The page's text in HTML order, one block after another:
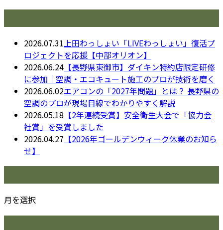
2026.07.31 上田わっしょい「LIVEわっしょい」復活プ
ロジェクトを応援【中部オリオン】
2026.06.24 【長野県東御市】ダイキン特約店限定研修
に参加｜空調・エコキュート施工のプロが技術を磨く
2026.06.02エアコンの「2027年問題」とは？ 長野県の
空調のプロが現場目線でわかりやすく解説
2026.05.18 【2年連続受賞】安全衛生大会で「協力会
社賞」を受賞しました
2026.04.27 【2026年ゴールデンウィーク休業のお知ら
せ】
月を選択